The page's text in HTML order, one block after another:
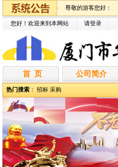
尊敬的游客您好：
您好！欢迎来到本网站 请登录
首 页 公司简介
热门搜索 ： 招标 采购